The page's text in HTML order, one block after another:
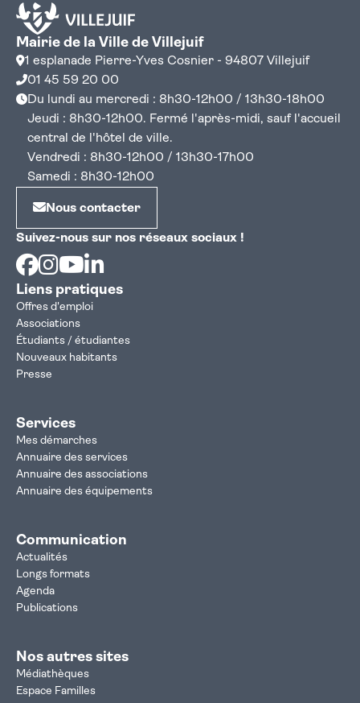
Mairie de la Ville de Villejuif
1 esplanade Pierre-Yves Cosnier - 94807 Villejuif
01 45 59 20 00
Du lundi au mercredi : 8h30-12h00 / 13h30-18h00
Jeudi : 8h30-12h00. Fermé l'après-midi, sauf l'accueil
central de l'hôtel de ville.
Vendredi : 8h30-12h00 / 13h30-17h00
Samedi : 8h30-12h00
Nous contacter
Suivez-nous sur nos réseaux sociaux !
Facebook
Instagram
Youtube
Liens pratiques
Offres d'emploi
Associations
Étudiants / étudiantes
Nouveaux habitants
Presse
Services
Mes démarches
Annuaire des services
Annuaire des associations
Annuaire des équipements
Communication
Actualités
Longs formats
Agenda
Publications
Nos autres sites
Médiathèques
Espace Familles